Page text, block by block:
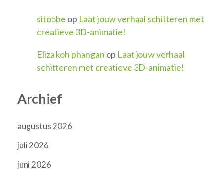
sito5be op Laat jouw verhaal schitteren met
creatieve 3D-animatie!
Eliza koh phangan op Laat jouw verhaal
schitteren met creatieve 3D-animatie!
Archief
augustus 2026
juli 2026
juni 2026